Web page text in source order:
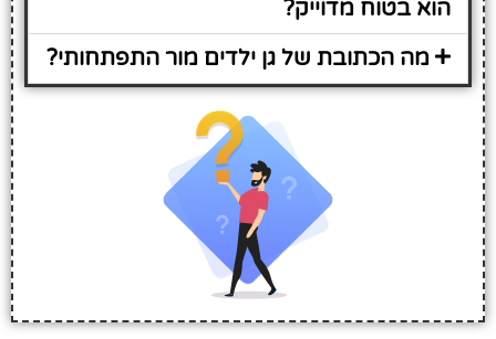
הוא בטוח מדוייק?
מה הכתובת של גן ילדים מור התפתחותי?